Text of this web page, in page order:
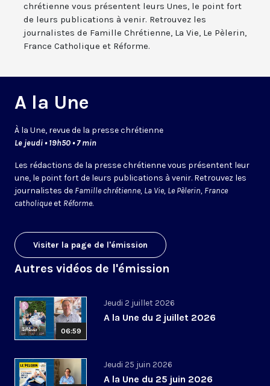
chrétienne vous présentent leurs Unes, le point fort
de leurs publications à venir. Retrouvez les
journalistes de Famille Chrétienne, La Vie, Le Pèlerin,
France Catholique et Réforme.
A la Une
À la Une, revue de la presse chrétienne
Le jeudi • 19h50 • 7 min
Les rédactions de la presse chrétienne vous présentent leur
une, le point fort de leurs publications à venir. Retrouvez les
journalistes de Famille chrétienne, La Vie, Le Pèlerin, France
catholiqueet Réforme.
Visiter la page de l'émission
Autres vidéos de l'émission
06:59
Jeudi 2 juillet 2026
A la Une du 2 juillet 2026
Jeudi 25 juin 2026
A la Une du 25 juin 2026